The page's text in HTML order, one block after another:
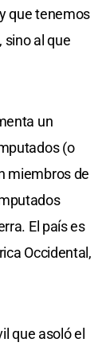
que tenemos
sino al que
un
(o
miembros de
El país es
Occidental,
que asoló el